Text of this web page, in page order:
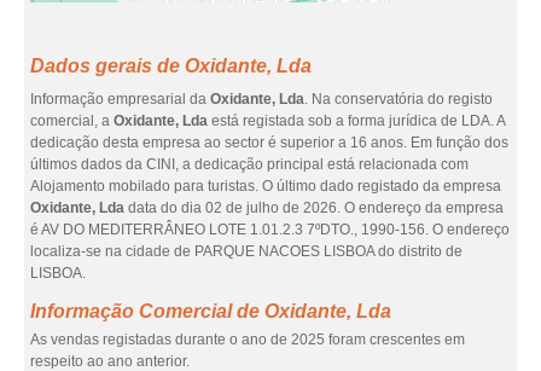
Dados gerais de Oxidante, Lda
Informação empresarial da Oxidante, Lda. Na conservatória do registo
comercial, a Oxidante, Lda está registada sob a forma jurídica de LDA. A
dedicação desta empresa ao sector é superior a 16 anos. Em função dos
últimos dados da CINI, a dedicação principal está relacionada com
Alojamento mobilado para turistas. O último dado registado da empresa
Oxidante, Lda data do dia 02 de julho de 2026. O endereço da empresa
é AV DO MEDITERRÂNEO LOTE 1.01.2.3 7ºDTO., 1990-156. O endereço
localiza-se na cidade de PARQUE NACOES LISBOA do distrito de
LISBOA.
Informação Comercial de Oxidante, Lda
As vendas registadas durante o ano de 2025 foram crescentes em
respeito ao ano anterior.